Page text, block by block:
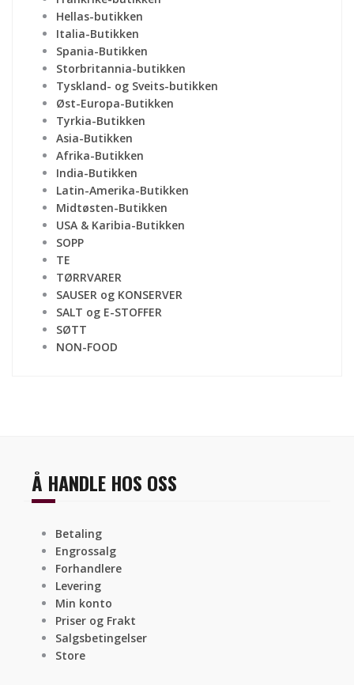
Hellas-butikken
Italia-Butikken
Spania-Butikken
Storbritannia-butikken
Tyskland- og Sveits-butikken
Øst-Europa-Butikken
Tyrkia-Butikken
Asia-Butikken
Afrika-Butikken
India-Butikken
Latin-Amerika-Butikken
Midtøsten-Butikken
USA & Karibia-Butikken
SOPP
TE
TØRRVARER
SAUSER og KONSERVER
SALT og E-STOFFER
SØTT
NON-FOOD
Å HANDLE HOS OSS
Betaling
Engrossalg
Forhandlere
Levering
Min konto
Priser og Frakt
Salgsbetingelser
Store